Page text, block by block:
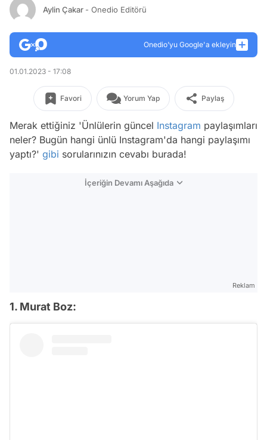
Aylin Çakar - Onedio Editörü
Onedio’yu Google'a ekleyin
01.01.2023 - 17:08
Favori Yorum Yap Paylaş
Merak ettiğiniz 'Ünlülerin güncel Instagram paylaşımları
neler? Bugün hangi ünlü Instagram'da hangi paylaşımı
yaptı?' gibi sorularınızın cevabı burada!
İçeriğin Devamı Aşağıda
Reklam
1. Murat Boz: